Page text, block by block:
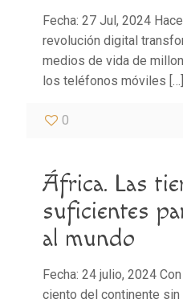
Fecha: 27 Jul, 2024
revolución digital
medios de vida de
los teléfonos móviles […]
0
África. Las
suficientes
al mundo
Fecha: 24 julio, 2024
ciento del continente sin